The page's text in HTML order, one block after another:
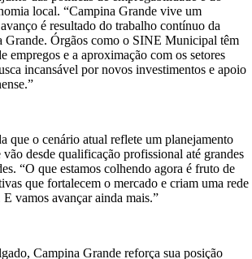
local. “Campina Grande vive um
é resultado do trabalho contínuo da
Grande. Órgãos como o SINE Municipal têm
empregos e a aproximação com os setores
incansável por novos investimentos e apoio
que o cenário atual reflete um planejamento
desde qualificação profissional até grandes
“O que estamos colhendo agora é fruto de
que fortalecem o mercado e criam uma rede
vamos avançar ainda mais.”
Campina Grande reforça sua posição